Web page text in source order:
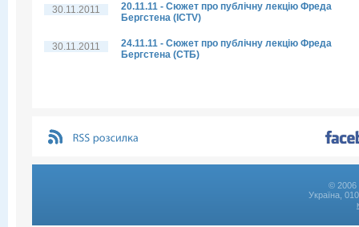
30.11.2011
20.11.11 - Сюжет про публічну лекцію Фреда
Бергстена (ICTV)
30.11.2011
24.11.11 - Сюжет про публічну лекцію Фреда
Бергстена (СТБ)
© 2006
Україна,